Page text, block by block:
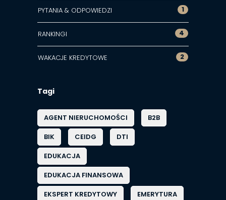
PYTANIA & ODPOWIEDZI 1
RANKINGI 4
WAKACJE KREDYTOWE 2
Tagi
AGENT NIERUCHOMOŚCI
B2B
BIK
CEIDG
DTI
EDUKACJA
EDUKACJA FINANSOWA
EKSPERT KREDYTOWY
EMERYTURA